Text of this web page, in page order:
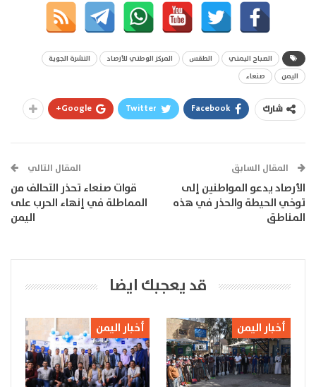
الصباح اليمني الطقس المركز الوطني للأرصاد
النشرة الجوية
اليمن
صنعاء
شارك Facebook
Twitter
Google+
المقال السابق
الأرصاد يدعو المواطنين إلى
توخي الحيطة والحذر في هذه
المناطق
المقال التالي
قوات صنعاء تحذر التحالف من
المماطلة في إنهاء الحرب على
اليمن
قد يعجبك ايضا
أخبار اليمن أخبار اليمن